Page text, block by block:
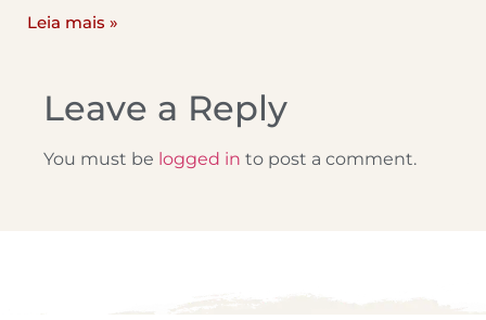
Leia mais »
Leave a Reply
You must be logged in to post a comment.